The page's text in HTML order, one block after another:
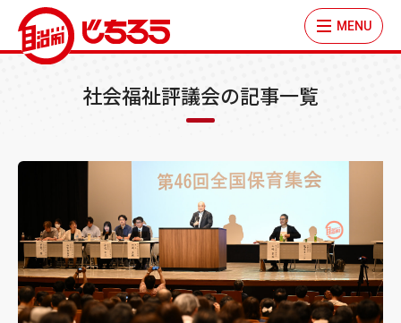
MENU
社会福祉評議会の記事一覧